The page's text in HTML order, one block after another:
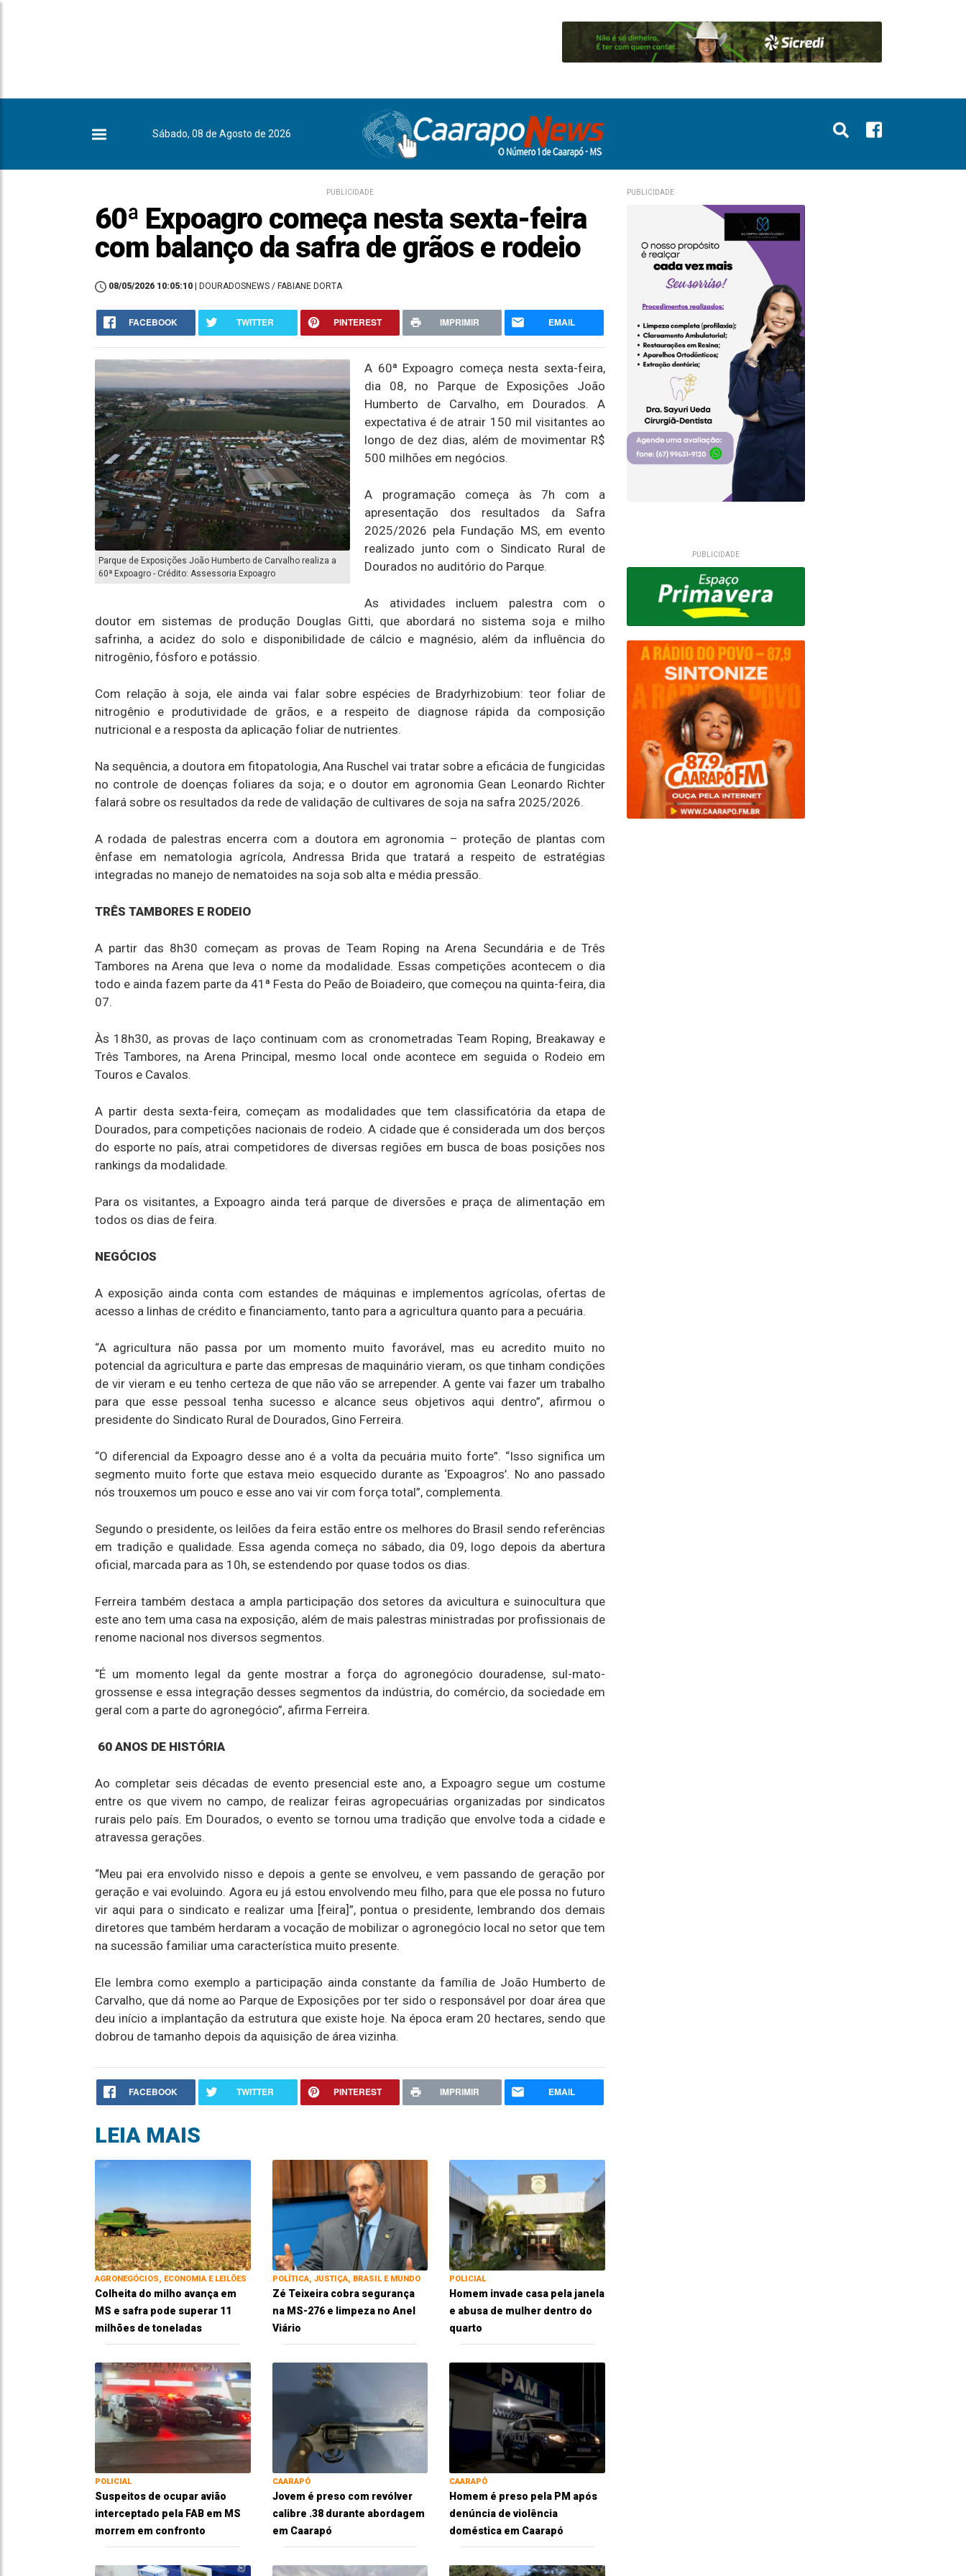
Sábado, 08 de Agosto de 2026
PUBLICIDADE
60ª Expoagro começa nesta sexta-feira
com balanço da safra de grãos e rodeio
08/05/2026 10:05:10 | DOURADOSNEWS / FABIANE DORTA
FACEBOOK TWITTER PINTEREST IMPRIMIR EMAIL
Parque de Exposições João Humberto de Carvalho realiza a
60ª Expoagro - Crédito: Assessoria Expoagro
A 60ª Expoagro começa nesta sexta-feira,
dia 08, no Parque de Exposições João
Humberto de Carvalho, em Dourados. A
expectativa é de atrair 150 mil visitantes ao
longo de dez dias, além de movimentar R$
500 milhões em negócios.
A programação começa às 7h com a
apresentação dos resultados da Safra
2025/2026 pela Fundação MS, em evento
realizado junto com o Sindicato Rural de
Dourados no auditório do Parque.
As atividades incluem palestra com o
doutor em sistemas de produção Douglas Gitti, que abordará no sistema soja e milho
safrinha, a acidez do solo e disponibilidade de cálcio e magnésio, além da influência do
nitrogênio, fósforo e potássio.
Com relação à soja, ele ainda vai falar sobre espécies de Bradyrhizobium: teor foliar de
nitrogênio e produtividade de grãos, e a respeito de diagnose rápida da composição
nutricional e a resposta da aplicação foliar de nutrientes.
Na sequência, a doutora em fitopatologia, Ana Ruschel vai tratar sobre a eficácia de fungicidas
no controle de doenças foliares da soja; e o doutor em agronomia Gean Leonardo Richter
falará sobre os resultados da rede de validação de cultivares de soja na safra 2025/2026.
A rodada de palestras encerra com a doutora em agronomia – proteção de plantas com
ênfase em nematologia agrícola, Andressa Brida que tratará a respeito de estratégias
integradas no manejo de nematoides na soja sob alta e média pressão.
TRÊS TAMBORES E RODEIO
A partir das 8h30 começam as provas de Team Roping na Arena Secundária e de Três
Tambores na Arena que leva o nome da modalidade. Essas competições acontecem o dia
todo e ainda fazem parte da 41ª Festa do Peão de Boiadeiro, que começou na quinta-feira, dia
07.
Às 18h30, as provas de laço continuam com as cronometradas Team Roping, Breakaway e
Três Tambores, na Arena Principal, mesmo local onde acontece em seguida o Rodeio em
Touros e Cavalos.
A partir desta sexta-feira, começam as modalidades que tem classificatória da etapa de
Dourados, para competições nacionais de rodeio. A cidade que é considerada um dos berços
do esporte no país, atrai competidores de diversas regiões em busca de boas posições nos
rankings da modalidade.
Para os visitantes, a Expoagro ainda terá parque de diversões e praça de alimentação em
todos os dias de feira.
NEGÓCIOS
A exposição ainda conta com estandes de máquinas e implementos agrícolas, ofertas de
acesso a linhas de crédito e financiamento, tanto para a agricultura quanto para a pecuária.
“A agricultura não passa por um momento muito favorável, mas eu acredito muito no
potencial da agricultura e parte das empresas de maquinário vieram, os que tinham condições
de vir vieram e eu tenho certeza de que não vão se arrepender. A gente vai fazer um trabalho
para que esse pessoal tenha sucesso e alcance seus objetivos aqui dentro”, afirmou o
presidente do Sindicato Rural de Dourados, Gino Ferreira.
“O diferencial da Expoagro desse ano é a volta da pecuária muito forte”. “Isso significa um
segmento muito forte que estava meio esquecido durante as ‘Expoagros’. No ano passado
nós trouxemos um pouco e esse ano vai vir com força total”, complementa.
Segundo o presidente, os leilões da feira estão entre os melhores do Brasil sendo referências
em tradição e qualidade. Essa agenda começa no sábado, dia 09, logo depois da abertura
oficial, marcada para as 10h, se estendendo por quase todos os dias.
Ferreira também destaca a ampla participação dos setores da avicultura e suinocultura que
este ano tem uma casa na exposição, além de mais palestras ministradas por profissionais de
renome nacional nos diversos segmentos.
“É um momento legal da gente mostrar a força do agronegócio douradense, sul-mato-
grossense e essa integração desses segmentos da indústria, do comércio, da sociedade em
geral com a parte do agronegócio”, afirma Ferreira.
60 ANOS DE HISTÓRIA
Ao completar seis décadas de evento presencial este ano, a Expoagro segue um costume
entre os que vivem no campo, de realizar feiras agropecuárias organizadas por sindicatos
rurais pelo país. Em Dourados, o evento se tornou uma tradição que envolve toda a cidade e
atravessa gerações.
“Meu pai era envolvido nisso e depois a gente se envolveu, e vem passando de geração por
geração e vai evoluindo. Agora eu já estou envolvendo meu filho, para que ele possa no futuro
vir aqui para o sindicato e realizar uma [feira]”, pontua o presidente, lembrando dos demais
diretores que também herdaram a vocação de mobilizar o agronegócio local no setor que tem
na sucessão familiar uma característica muito presente.
Ele lembra como exemplo a participação ainda constante da família de João Humberto de
Carvalho, que dá nome ao Parque de Exposições por ter sido o responsável por doar área que
deu início a implantação da estrutura que existe hoje. Na época eram 20 hectares, sendo que
dobrou de tamanho depois da aquisição de área vizinha.
FACEBOOK TWITTER PINTEREST IMPRIMIR EMAIL
LEIA MAIS
AGRONEGÓCIOS, ECONOMIA E LEILÕES
Colheita do milho avança em
MS e safra pode superar 11
milhões de toneladas
POLÍTICA, JUSTIÇA, BRASIL E MUNDO
Zé Teixeira cobra segurança
na MS-276 e limpeza no Anel
Viário
POLICIAL
Homem invade casa pela janela
e abusa de mulher dentro do
quarto
POLICIAL
Suspeitos de ocupar avião
interceptado pela FAB em MS
morrem em confronto
CAARAPÓ
Jovem é preso com revólver
calibre .38 durante abordagem
em Caarapó
CAARAPÓ
Homem é preso pela PM após
denúncia de violência
doméstica em Caarapó
PUBLICIDADE
PUBLICIDADE